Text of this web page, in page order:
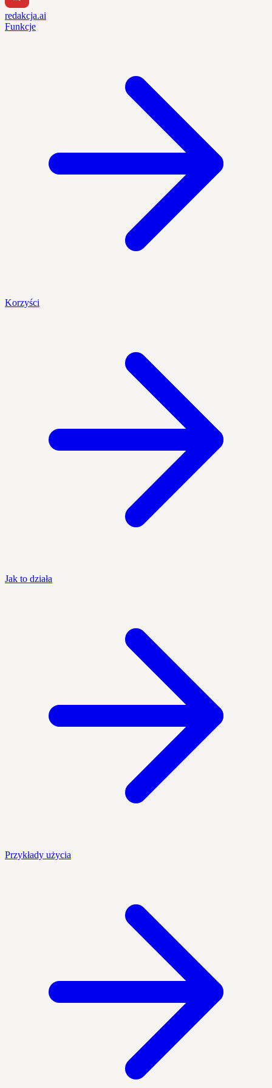
redakcja.ai
Funkcje
Korzyści
Jak to działa
Przykłady użycia